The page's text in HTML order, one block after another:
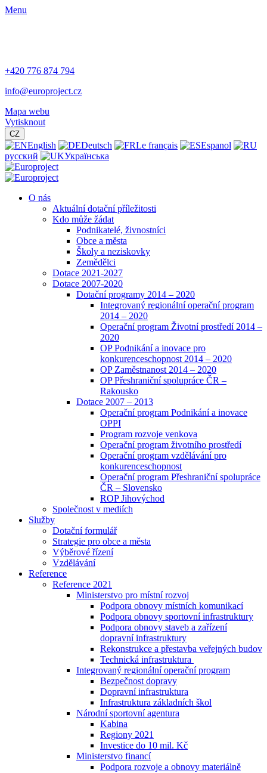
Menu
+420 776 874 794
info@europroject.cz
Mapa webu
Vytisknout
CZ
English Deutsch Le français
Espanol
русский
Українська
O nás
Aktuální dotační příležitosti
Kdo může žádat
Podnikatelé, živnostníci
Obce a města
Školy a neziskovky
Zemědělci
Dotace 2021-2027
Dotace 2007-2020
Dotační programy 2014 – 2020
Integrovaný regionální operační program
2014 – 2020
Operační program Životní prostředí 2014 –
2020
OP Podnikání a inovace pro
konkurenceschopnost 2014 – 2020
OP Zaměstnanost 2014 – 2020
OP Přeshraniční spolupráce ČR –
Rakousko
Dotace 2007 – 2013
Operační program Podnikání a inovace
OPPI
Program rozvoje venkova
Operační program životního prostředí
Operační program vzdělávání pro
konkurenceschopnost
Operační program Přeshraniční spolupráce
ČR – Slovensko
ROP Jihovýchod
Společnost v mediích
Služby
Dotační formulář
Strategie pro obce a města
Výběrové řízení
Vzdělávání
Reference
Reference 2021
Ministerstvo pro místní rozvoj
Podpora obnovy místních komunikací
Podpora obnovy sportovní infrastruktury
Podpora obnovy staveb a zařízení
dopravní infrastruktury
Rekonstrukce a přestavba veřejných budov
Technická infrastruktura
Integrovaný regionální operační program
Bezpečnost dopravy
Dopravní infrastruktura
Infrastruktura základních škol
Národní sportovní agentura
Kabina
Regiony 2021
Investice do 10 mil. Kč
Ministerstvo financí
Podpora rozvoje a obnovy materiálně